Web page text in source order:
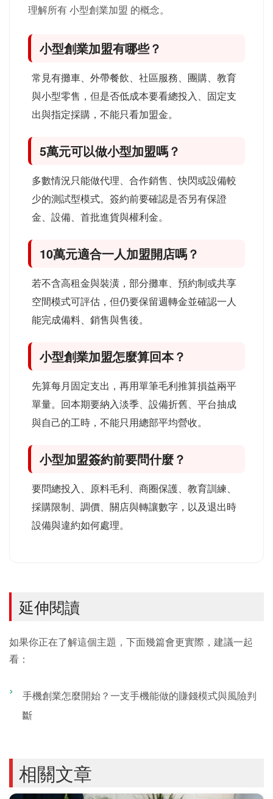
理解所有 小型創業加盟 的概念。
小型創業加盟有哪些？
常見有攤車、外帶餐飲、社區服務、團購、教育
與小型零售，但是否低成本要看總投入、固定支
出與指定採購，不能只看加盟金。
5萬元可以做小型加盟嗎？
多數情況只能做代理、合作銷售、快閃或設備較
少的測試型模式。簽約前要確認是否另有保證
金、設備、首批進貨與權利金。
10萬元適合一人加盟開店嗎？
若不含高租金與裝潢，部分攤車、預約制或共享
空間模式可評估，但仍要保留週轉金並確認一人
能完成備料、銷售與售後。
小型創業加盟怎麼算回本？
先算每月固定支出，再用單筆毛利推算損益兩平
單量。回本期要納入淡季、設備折舊、平台抽成
與自己的工時，不能只用總部平均營收。
小型加盟簽約前要問什麼？
要問總投入、原料毛利、商圈保護、教育訓練、
採購限制、調價、關店與轉讓數字，以及退出時
設備與違約如何處理。
延伸閱讀
如果你正在了解這個主題，下面幾篇會更實際，建議一起
看：
手機創業怎麼開始？一支手機能做的賺錢模式與風險判
斷
相關文章